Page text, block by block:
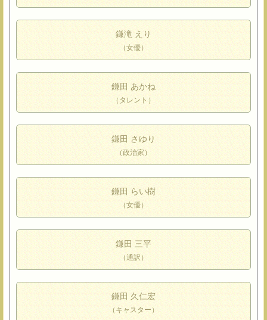
鎌滝 えり
（女優）
鎌田 あかね
（タレント）
鎌田 さゆり
（政治家）
鎌田 らい樹
（女優）
鎌田 三平
（通訳）
鎌田 久仁宏
（キャスター）